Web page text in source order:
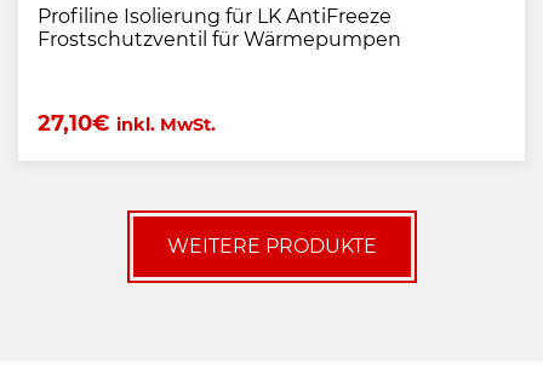
Profiline Isolierung für LK AntiFreeze
Frostschutzventil für Wärmepumpen
27,10€ inkl. MwSt.
WEITERE PRODUKTE